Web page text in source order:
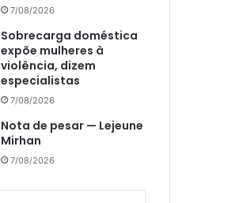
7/08/2026
Sobrecarga doméstica
expõe mulheres à
violência, dizem
especialistas
7/08/2026
Nota de pesar — Lejeune
Mirhan
7/08/2026